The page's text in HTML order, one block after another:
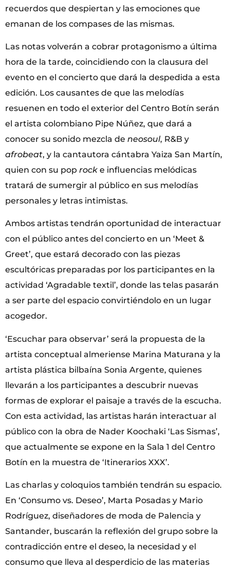
recuerdos que despiertan y las emociones que
emanan de los compases de las mismas.
Las notas volverán a cobrar protagonismo a última
hora de la tarde, coincidiendo con la clausura del
evento en el concierto que dará la despedida a esta
edición. Los causantes de que las melodías
resuenen en todo el exterior del Centro Botín serán
el artista colombiano Pipe Núñez, que dará a
conocer su sonido mezcla de neosoul, R&B y
afrobeat, y la cantautora cántabra Yaiza San Martín,
quien con su pop rock e influencias melódicas
tratará de sumergir al público en sus melodías
personales y letras intimistas.
Ambos artistas tendrán oportunidad de interactuar
con el público antes del concierto en un ‘Meet &
Greet’, que estará decorado con las piezas
escultóricas preparadas por los participantes en la
actividad ‘Agradable textil’, donde las telas pasarán
a ser parte del espacio convirtiéndolo en un lugar
acogedor.
‘Escuchar para observar’ será la propuesta de la
artista conceptual almeriense Marina Maturana y la
artista plástica bilbaína Sonia Argente, quienes
llevarán a los participantes a descubrir nuevas
formas de explorar el paisaje a través de la escucha.
Con esta actividad, las artistas harán interactuar al
público con la obra de Nader Koochaki ‘Las Sismas’,
que actualmente se expone en la Sala 1 del Centro
Botín en la muestra de ‘Itinerarios XXX’.
Las charlas y coloquios también tendrán su espacio.
En ‘Consumo vs. Deseo’, Marta Posadas y Mario
Rodríguez, diseñadores de moda de Palencia y
Santander, buscarán la reflexión del grupo sobre la
contradicción entre el deseo, la necesidad y el
consumo que lleva al desperdicio de las materias